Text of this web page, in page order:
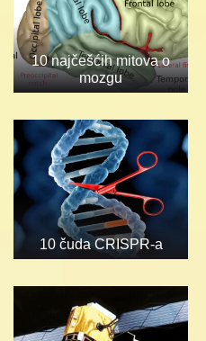
10 najčešćih mitova o
mozgu
10 čuda CRISPR-a